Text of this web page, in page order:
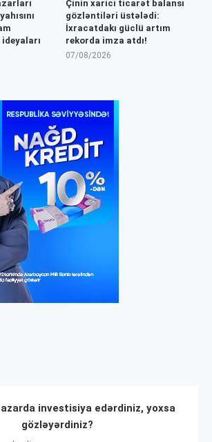
Çinin xarici ticarət balansı
gözləntiləri üstələdi:
İxracatdakı güclü artım
rekorda imza atdı!
07/08/2026
investisiya edərdiniz, yoxsa
gözləyərdiniz?